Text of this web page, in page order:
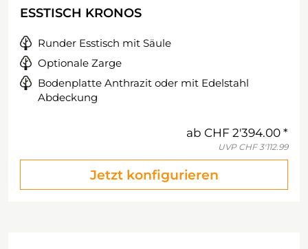
ESSTISCH KRONOS
Runder Esstisch mit Säule
Optionale Zarge
Bodenplatte Anthrazit oder mit Edelstahl
Abdeckung
ab CHF 2'394.00
UVP CHF 3'112.99
Jetzt konfigurieren